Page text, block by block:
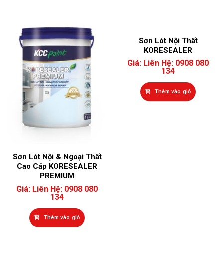
Sơn Lót Nội & Ngoại Thất
Cao Cấp KORESEALER
PREMIUM
Giá: Liên Hệ: 0908 080
134
Thêm vào giỏ
Sơn Lót Nội Thất
KORESEALER
Giá: Liên Hệ: 0908 080
134
Thêm vào giỏ